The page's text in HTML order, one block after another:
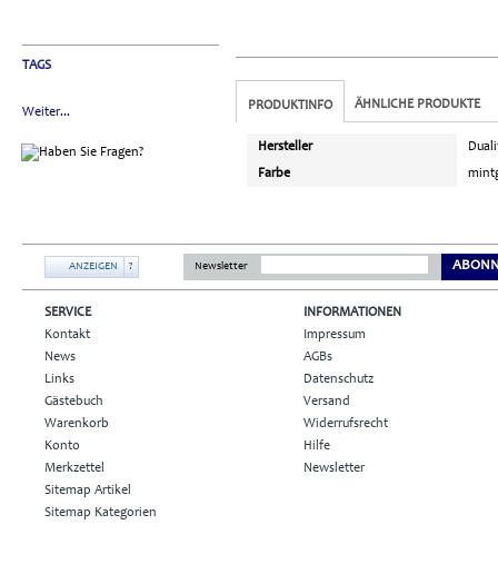
TAGS
Weiter... PRODUKTINFO ÄHNLICHE PRODUKTE
Hersteller
Farbe
ANZEIGEN ? Newsletter
SERVICE
Kontakt
News
Links
Gästebuch
Warenkorb
Konto
Merkzettel
Sitemap Artikel
Sitemap Kategorien
INFORMATIONEN
Impressum
AGBs
Datenschutz
Versand
Widerrufsrecht
Hilfe
Newsletter